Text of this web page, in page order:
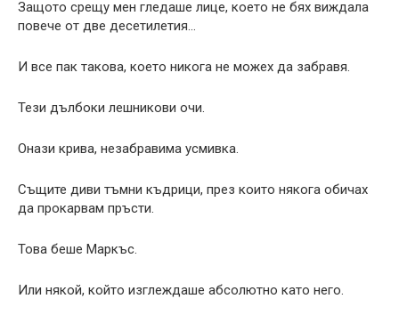
Защото срещу мен гледаше лице, което не бях виждала
повече от две десетилетия…
И все пак такова, което никога не можех да забравя.
Тези дълбоки лешникови очи.
Онази крива, незабравима усмивка.
Същите диви тъмни къдрици, през които някога обичах
да прокарвам пръсти.
Това беше Маркъс.
Или някой, който изглеждаше абсолютно като него.